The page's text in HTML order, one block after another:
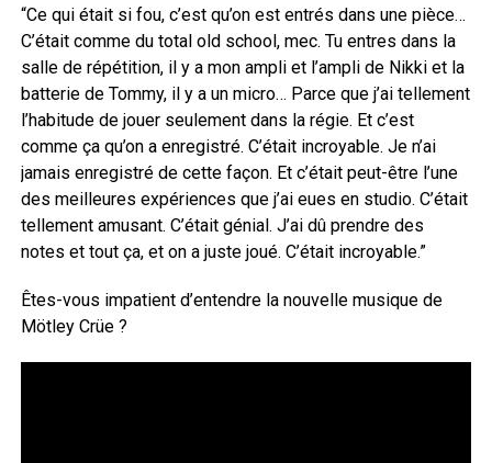
“Ce qui était si fou, c’est qu’on est entrés dans une pièce…
C’était comme du total old school, mec. Tu entres dans la
salle de répétition, il y a mon ampli et l’ampli de Nikki et la
batterie de Tommy, il y a un micro… Parce que j’ai tellement
l’habitude de jouer seulement dans la régie. Et c’est
comme ça qu’on a enregistré. C’était incroyable. Je n’ai
jamais enregistré de cette façon. Et c’était peut-être l’une
des meilleures expériences que j’ai eues en studio. C’était
tellement amusant. C’était génial. J’ai dû prendre des
notes et tout ça, et on a juste joué. C’était incroyable.”
Êtes-vous impatient d’entendre la nouvelle musique de
Mötley Crüe ?